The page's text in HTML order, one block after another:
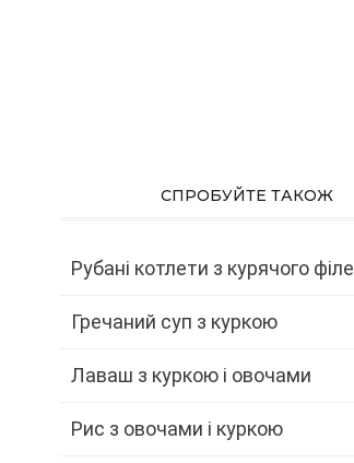
СПРОБУЙТЕ ТАКОЖ
Рубані котлети з курячого філе
Гречаний суп з куркою
Лаваш з куркою і овочами
Рис з овочами і куркою